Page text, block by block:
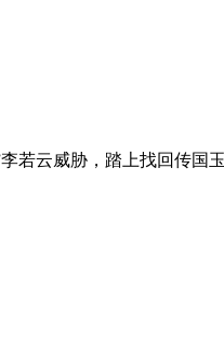
若云威胁，踏上找回传